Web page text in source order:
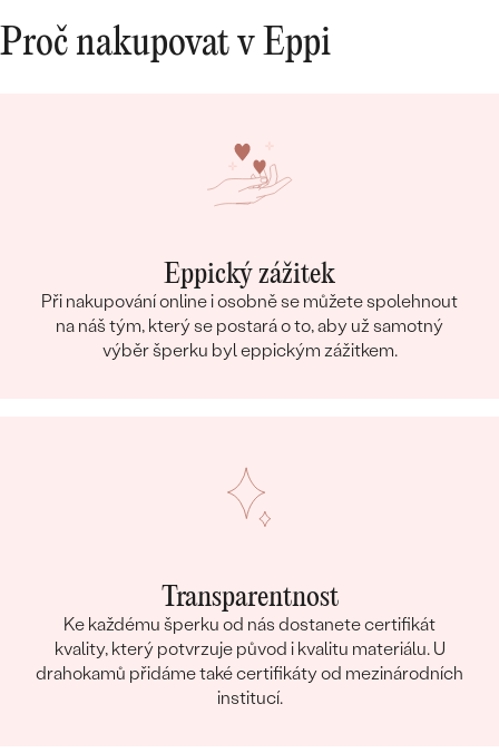
Proč nakupovat v Eppi
Eppický zážitek
Při nakupování online i osobně se můžete spolehnout
na náš tým, který se postará o to, aby už samotný
výběr šperku byl eppickým zážitkem.
Transparentnost
Ke každému šperku od nás dostanete certifikát
kvality, který potvrzuje původ i kvalitu materiálu. U
drahokamů přidáme také certifikáty od mezinárodních
institucí.